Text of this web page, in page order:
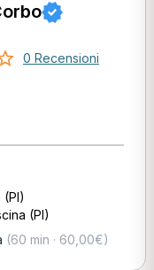
0 Recensioni
(PI)
(60 min · 60,00€)